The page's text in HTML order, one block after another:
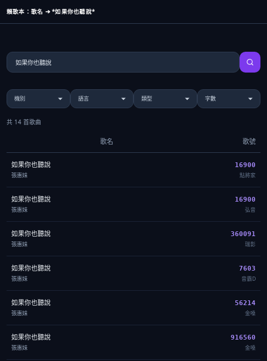
賴歌本：歌名 ➔ *如果你也聽說*
共 14 首歌曲
歌名 歌號
如果你也聽說
張惠妹
16900
點將家
如果你也聽說
張惠妹
16900
弘音
如果你也聽說
張惠妹
360091
瑞影
如果你也聽說
張惠妹
7603
音霸D
如果你也聽說
張惠妹
56214
金嗓
如果你也聽說
張惠妹
916560
金嗓